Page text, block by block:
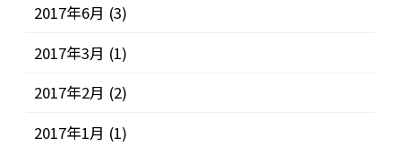
2017年6月 (3)
2017年3月 (1)
2017年2月 (2)
2017年1月 (1)